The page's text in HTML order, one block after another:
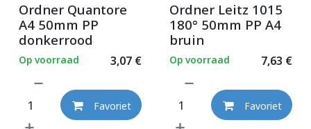
Ordner Quantore
A4 50mm PP
donkerrood
3,07€
Op voorraad
Favoriet
Ordner Leitz 1015
180° 50mm PP A4
bruin
7,63 €
Op voorraad
Favoriet